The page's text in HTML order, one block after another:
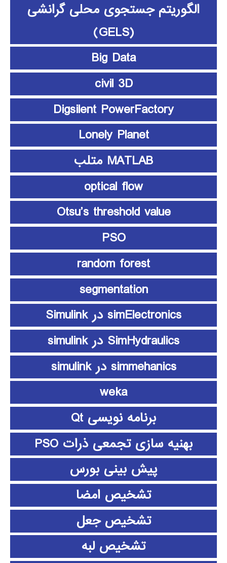
الگوریتم جستجوی محلی گرانشی
(GELS)
Big Data
civil 3D
Digsilent PowerFactory
Lonely Planet
MATLAB متلب
optical flow
Otsu’s threshold value
PSO
random forest
segmentation
simElectronics در Simulink
SimHydraulics در simulink
simmehanics در simulink
weka
برنامه نویسی Qt
بهنیه سازی تجمعی ذرات PSO
پیش بینی بورس
تشخیص امضا
تشخیص جعل
تشخیص لبه